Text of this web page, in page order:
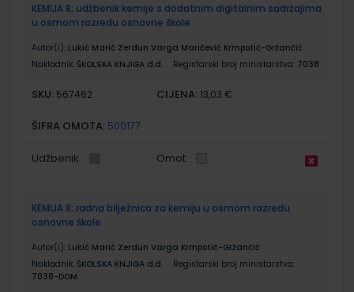
KEMIJA 8; udžbenik kemije s dodatnim digitalnim sadržajima
u osmom razredu osnovne škole
Autor(i): Lukić Marić Zerdun Varga Maričević Krmpotić-Gržančić
Nakladnik: ŠKOLSKA KNJIGA d.d. Registarski broj ministarstva: 7038
SKU: 567462 CIJENA: 13,03 €
ŠIFRA OMOTA: 500177
Udžbenik Omot
KEMIJA 8; radna bilježnica za kemiju u osmom razredu
osnovne škole
Autor(i): Lukić Marić Zerdun Varga Krmpotić-Gržančić
Nakladnik: ŠKOLSKA KNJIGA d.d.
Registarski broj ministarstva:
7038-DOM